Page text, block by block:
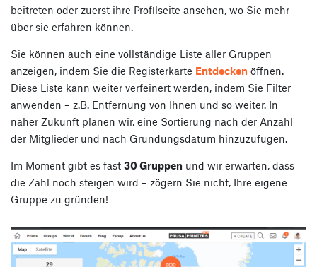
beitreten oder zuerst ihre Profilseite ansehen, wo Sie mehr
über sie erfahren können.
Sie können auch eine vollständige Liste aller Gruppen
anzeigen, indem Sie die Registerkarte Entdecken öffnen.
Diese Liste kann weiter verfeinert werden, indem Sie Filter
anwenden – z.B. Entfernung von Ihnen und so weiter. In
naher Zukunft planen wir, eine Sortierung nach der Anzahl
der Mitglieder und nach Gründungsdatum hinzuzufügen.
Im Moment gibt es fast 30 Gruppen und wir erwarten, dass
die Zahl noch steigen wird – zögern Sie nicht, Ihre eigene
Gruppe zu gründen!